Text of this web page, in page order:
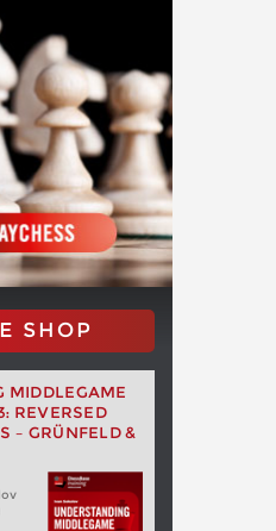
SHOP
MIDDLEGAME
REVERSED
– GRÜNFELD &